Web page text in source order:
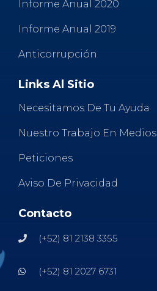
Informe Anual 2020
Informe Anual 2019
Anticorrupción
Links Al Sitio
Necesitamos De Tu Ayuda
Nuestro Trabajo En Medios
Peticiones
Aviso De Privacidad
Contacto
(+52) 81 2138 3355
(+52) 81 2027 6731